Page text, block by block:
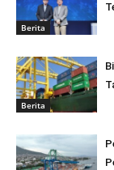
Berita
Berita